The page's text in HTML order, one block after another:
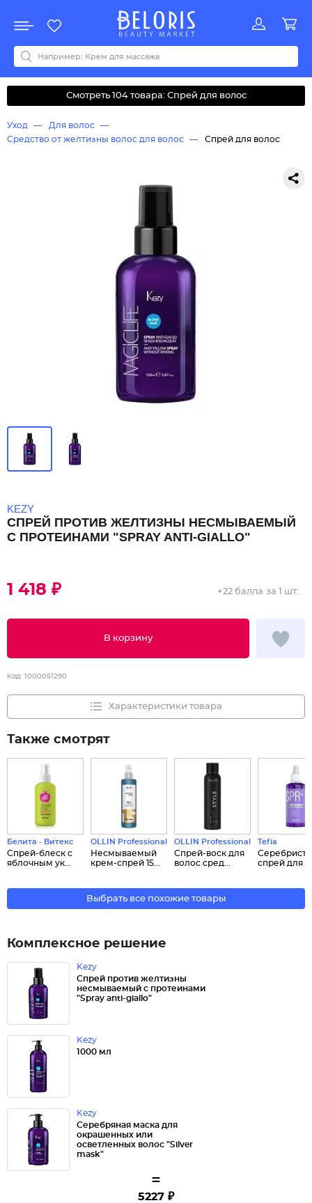
Акции
Все бренды
0-9ABCDEFGHIJKLMNOPQRSTUVWYZАБВДЗИМОКЛНПРСТУФ
Смотреть 104 товара: Спрей для волос
Уход
Для волос
Средство от желтизны волос для волос
Спрей для волос
KEZY
СПРЕЙ ПРОТИВ ЖЕЛТИЗНЫ НЕСМЫВАЕМЫЙ
С ПРОТЕИНАМИ "SPRAY ANTI-GIALLO"
1 418 ₽
В корзину
+22 балла за 1 шт.
Код: 1000051290
Характеристики товара
Также смотрят
Белита - Витекс
Спрей-блеск с
яблочным ук...
OLLIN Professional
Несмываемый
крем-спрей 15...
OLLIN Professional
Спрей-воск для
волос сред...
Tefia
спрей для
Выбрать все похожие товары
Комплексное решение
Kezy
Спрей против желтизны
несмываемый с протеинами
"Spray anti-giallo"
Kezy
1000 мл
Kezy
Серебряная маска для
окрашенных или
осветленных волос "Silver
mask"
=
5227 ₽